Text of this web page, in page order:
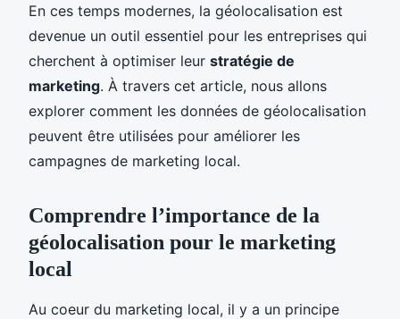
En ces temps modernes, la géolocalisation est
devenue un outil essentiel pour les entreprises qui
cherchent à optimiser leur stratégie de
marketing. À travers cet article, nous allons
explorer comment les données de géolocalisation
peuvent être utilisées pour améliorer les
campagnes de marketing local.
Comprendre l’importance de la
géolocalisation pour le marketing
local
Au coeur du marketing local, il y a un principe